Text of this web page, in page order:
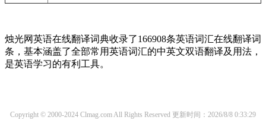
烛光网英语在线翻译词典收录了166908条英语词汇在线翻译词
条，基本涵盖了全部常用英语词汇的中英文双语翻译及用法，
是英语学习的有利工具。
Copyright © 2000-2024 Clmag.com All Rights Reserved 更新时间：2026/8/8 0:33:29